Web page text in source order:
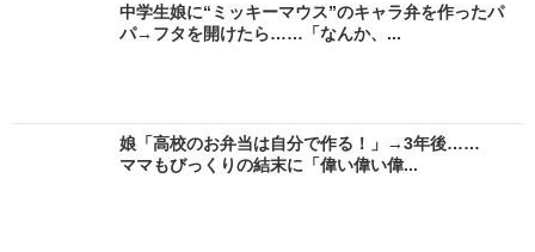
中学生娘に“ミッキーマウス”のキャラ弁を作ったパ
パ→フタを開けたら……「なんか、...
娘「高校のお弁当は自分で作る！」→3年後……
ママもびっくりの結末に「偉い偉い偉...